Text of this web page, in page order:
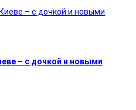
– с дочкой и новыми